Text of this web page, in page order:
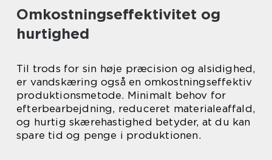
Omkostningseffektivitet og
hurtighed
Til trods for sin høje præcision og alsidighed,
er vandskæring også en omkostningseffektiv
produktionsmetode. Minimalt behov for
efterbearbejdning, reduceret materialeaffald,
og hurtig skærehastighed betyder, at du kan
spare tid og penge i produktionen.